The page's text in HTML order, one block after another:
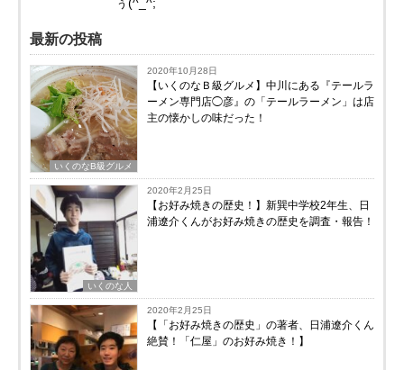
ぅ(^_^;
最新の投稿
いくのなB級グルメ
2020年10月28日
【いくのなＢ級グルメ】中川にある『テールラ
ーメン専門店◯彦』の「テールラーメン」は店
主の懐かしの味だった！
いくのな人
2020年2月25日
【お好み焼きの歴史！】新巽中学校2年生、日
浦遼介くんがお好み焼きの歴史を調査・報告！
2020年2月25日
【「お好み焼きの歴史」の著者、日浦遼介くん
絶賛！「仁屋」のお好み焼き！】